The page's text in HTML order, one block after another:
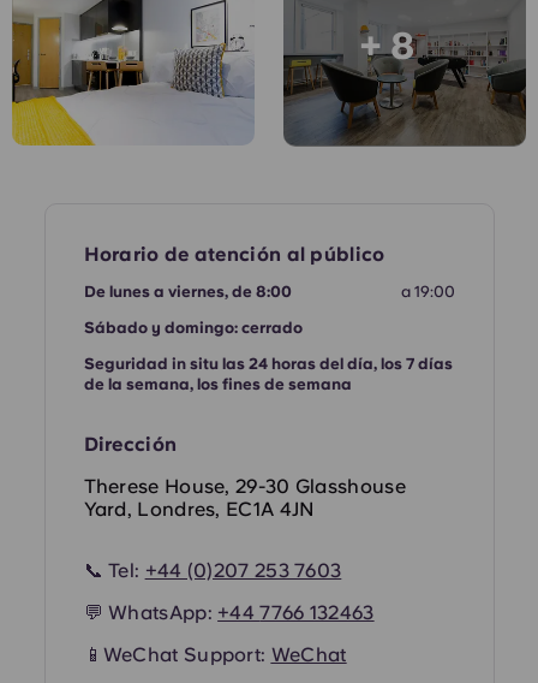
Català
French
Portuguese
+ 8
Horario de atención al público
De lunes a viernes, de 8:00
a 19:00
Sábado y domingo: cerrado
Seguridad in situ las 24 horas del día, los 7 días
de la semana, los fines de semana
Dirección
Therese House, 29-30 Glasshouse
Yard, Londres, EC1A 4JN
📞 Tel: +44 (0)207 253 7603
💬 WhatsApp: +447766 132463
📱WeChat Support: WeChat